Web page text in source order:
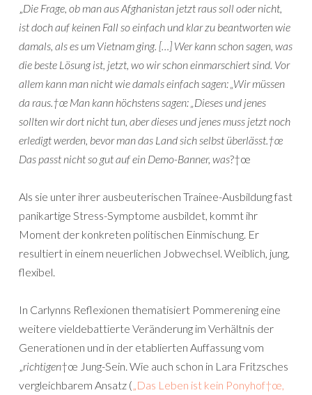
„Die Frage, ob man aus Afghanistan jetzt raus soll oder nicht,
ist doch auf keinen Fall so einfach und klar zu beantworten wie
damals, als es um Vietnam ging. […] Wer kann schon sagen, was
die beste Lösung ist, jetzt, wo wir schon einmarschiert sind. Vor
allem kann man nicht wie damals einfach sagen: „Wir müssen
da raus.†œ Man kann höchstens sagen: „Dieses und jenes
sollten wir dort nicht tun, aber dieses und jenes muss jetzt noch
erledigt werden, bevor man das Land sich selbst überlässt.†œ
Das passt nicht so gut auf ein Demo-Banner, was?†œ
Als sie unter ihrer ausbeuterischen Trainee-Ausbildung fast
panikartige Stress-Symptome ausbildet, kommt ihr
Moment der konkreten politischen Einmischung. Er
resultiert in einem neuerlichen Jobwechsel. Weiblich, jung,
flexibel.
In Carlynns Reflexionen thematisiert Pommerening eine
weitere vieldebattierte Veränderung im Verhältnis der
Generationen und in der etablierten Auffassung vom
„richtigen†œ Jung-Sein. Wie auch schon in Lara Fritzsches
vergleichbarem Ansatz („Das Leben ist kein Ponyhof†œ,